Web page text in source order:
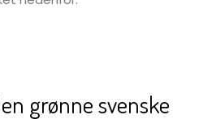
grønne svenske